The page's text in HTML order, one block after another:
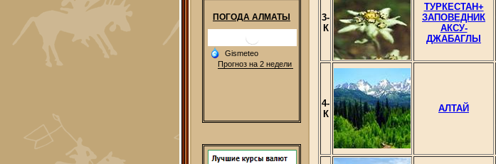
ПОГОДА АЛМАТЫ
3-
К
ТУРКЕСТАН+
ЗАПОВЕДНИК
АКСУ-
ДЖАБАГЛЫ
4-
К
АЛТАЙ